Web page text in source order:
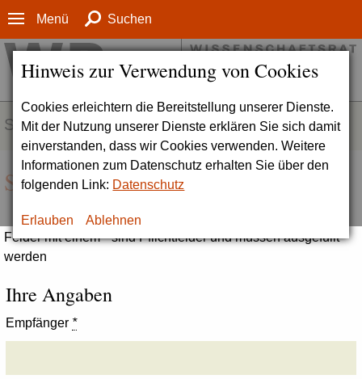
Hinweis zur Verwendung von Cookies
Cookies erleichtern die Bereitstellung unserer Dienste.
Mit der Nutzung unserer Dienste erklären Sie sich damit
einverstanden, dass wir Cookies verwenden. Weitere
Informationen zum Datenschutz erhalten Sie über den
folgenden Link: Datenschutz
Erlauben Ablehnen
Menü Suchen
SERVICE
Seite empfehlen
Felder mit einem * sind Pflichtfelder und müssen ausgefüllt
werden
Ihre Angaben
Empfänger *